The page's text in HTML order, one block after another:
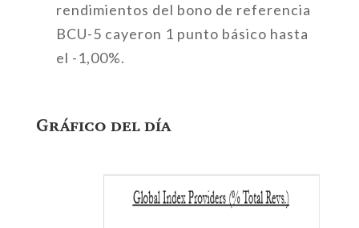
rendimientos del bono de referencia
BCU-5 cayeron 1 punto básico hasta
el -1,00%.
Gráfico del día